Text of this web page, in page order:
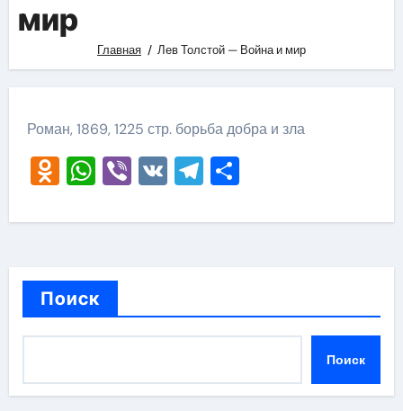
мир
Главная Лев Толстой — Война и мир
Роман, 1869, 1225 стр. борьба добра и зла
Odnoklassniki
WhatsApp
Viber
VKTelegram
Отправить
Поиск
Поиск